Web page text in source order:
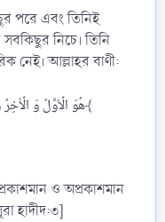
পরে এবং তিনিই
নিচে। তিনি
আল্লাহর বাণী:
هُوَ الۡاَوَّلُ وَ الۡاٰخِرُ وَ الظَّاهِرُ وَ الۡبَاطِنُ ۚ وَ هُوَ بِکُلِّ شَیۡءٍ عَلِیۡمٌ ﴿۳﴾
ও অপ্রকাশমান
হাদীদ:৩]